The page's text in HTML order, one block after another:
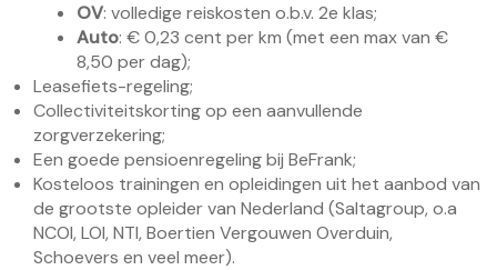
OV: volledige reiskosten o.b.v. 2e klas;
Auto: € 0,23 cent per km (met een max van €
8,50 per dag);
Leasefiets-regeling;
Collectiviteitskorting op een aanvullende
zorgverzekering;
Een goede pensioenregeling bij BeFrank;
Kosteloos trainingen en opleidingen uit het aanbod van
de grootste opleider van Nederland (Saltagroup, o.a
NCOI, LOI, NTI, Boertien Vergouwen Overduin,
Schoevers en veel meer).